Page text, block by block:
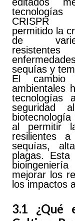
tecnologías
permitido la
de
sequías y
El cambio
ambientales
tecnologías
seguridad
al permitir
resilientes a
sequías,
plagas. Esta
mejorar los
los impactos
3.1 ¿Qué